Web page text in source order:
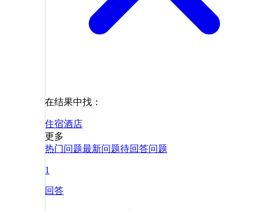
在结果中找：
住宿酒店
更多
热门问题最新问题待回答问题
1
回答